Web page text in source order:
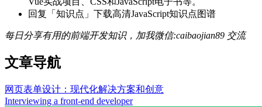
回复「知识点」下载高清JavaScript知识点图谱
每日分享有用的前端开发知识，加我微信:caibaojian89 交流
文章导航
网页表单设计：现代化解决方案和创意
Interviewing a front-end developer